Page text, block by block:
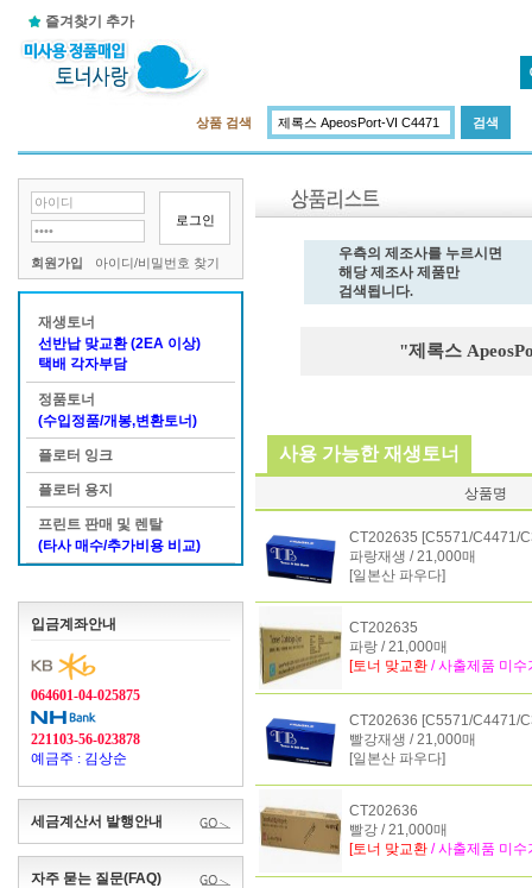
즐겨찾기 추가
상품 검색
로그인
회원가입 아이디/비밀번호 찾기
재생토너
선반납 맞교환 (2EA 이상)
택배 각자부담
정품토너
(수입정품/개봉,변환토너)
플로터 잉크
플로터 용지
프린트 판매 및 렌탈
(타사 매수/추가비용 비교)
입금계좌안내
064601-04-025875
221103-56-023878
예금주 : 김상순
세금계산서 발행안내
자주 묻는 질문(FAQ)
우측의 제조사를 누르시면
해당 제조사 제품만
검색됩니다.
"제록스
사용 가능한 재생토너
상품명
CT202635 [C5571/C4471/
파랑재생 / 21,000매
[일본산 파우다]
CT202635
파랑 / 21,000매
[토너 맞교환 / 사출제품 미수
CT202636 [C5571/C4471/
빨강재생 / 21,000매
[일본산 파우다]
CT202636
빨강 / 21,000매
[토너 맞교환 / 사출제품 미수